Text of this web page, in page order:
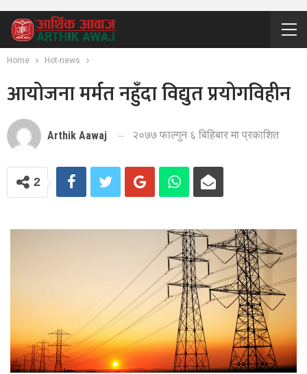
Home Hot-news
आयोजना मर्मत नहुँदा विद्युत प्रयोगविहीन
Arthik Aawaj २०७७ फाल्गुन ६ बिहिबार मा प्रकाशित
2